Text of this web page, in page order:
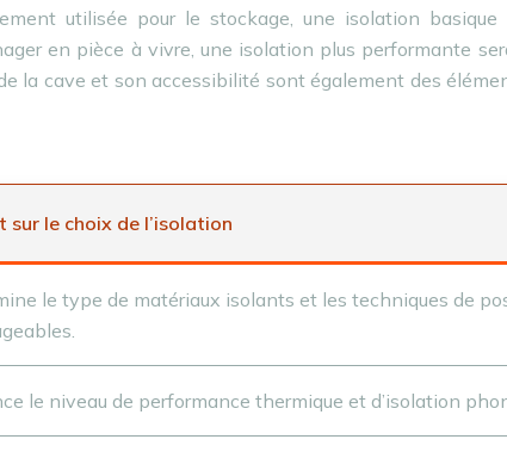
utilisée pour le stockage, une isolation basique
en pièce à vivre, une isolation plus performante
la cave et son accessibilité sont également des
sur le choix de l’isolation
le type de matériaux isolants et les techniques de
le niveau de performance thermique et d’isolation